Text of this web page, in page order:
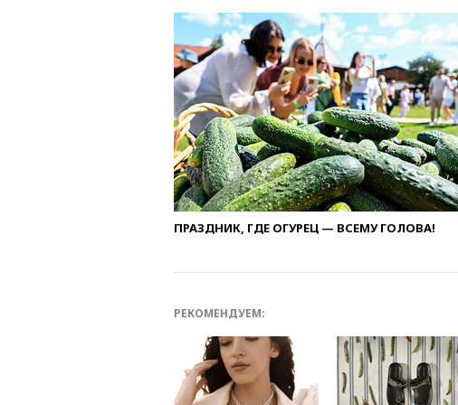
ПРАЗДНИК, ГДЕ ОГУРЕЦ — ВСЕМУ ГОЛОВА!
РЕКОМЕНДУЕМ: